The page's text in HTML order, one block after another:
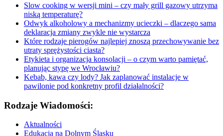
Slow cooking w wersji mini – czy mały grill gazowy utrzyma
niską temperaturę?
Odwyk alkoholowy a mechanizmy ucieczki – dlaczego sama
deklaracja zmiany zwykle nie wystarcza
Które rodzaje pierogów najlepiej znoszą przechowywanie bez
utraty sprężystości ciasta?
Etykieta i organizacja konsolacji – o czym warto pamiętać,
planując stypę we Wrocławiu?
Kebab, kawa czy lody? Jak zaplanować instalacje w
pawilonie pod konkretny profil działalności?
Rodzaje Wiadomości:
Aktualności
Edukacja na Dolnym Śląsku